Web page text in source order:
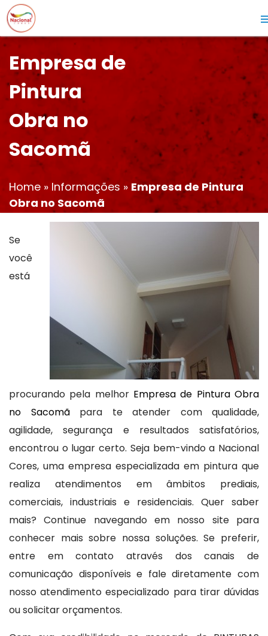
Empresa de
Pintura
Obra no
Sacomã
Home » Informações » Empresa de Pintura
Obra no Sacomã
Se
você
está
procurando pela melhor Empresa de Pintura Obra
no Sacomãpara te atender com qualidade,
agilidade, segurança e resultados satisfatórios,
encontrou o lugar certo. Seja bem-vindo a Nacional
Cores, uma empresa especializada em pintura que
realiza atendimentos em âmbitos prediais,
comerciais, industriais e residenciais. Quer saber
mais? Continue navegando em nosso site para
conhecer mais sobre nossa soluções. Se preferir,
entre em contato através dos canais de
comunicação disponíveis e fale diretamente com
nosso atendimento especializado para tirar dúvidas
ou solicitar orçamentos.